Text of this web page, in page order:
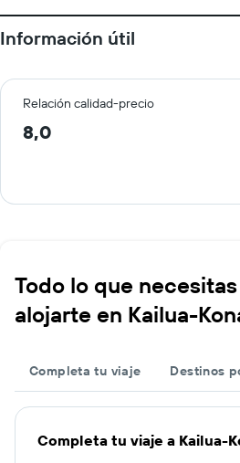
Información útil
Relación calidad-precio
8,0
Todo lo que
alojarte en Kailua-
Completa tu viaje Destinos
Completa tu viaje a Kailua-